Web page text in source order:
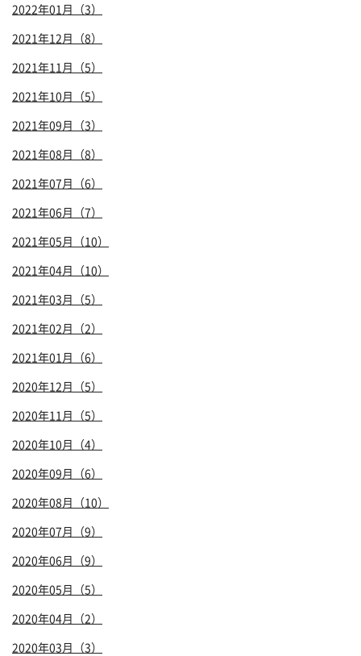
2022年01月（3）
2021年12月（8）
2021年11月（5）
2021年10月（5）
2021年09月（3）
2021年08月（8）
2021年07月（6）
2021年06月（7）
2021年05月（10）
2021年04月（10）
2021年03月（5）
2021年02月（2）
2021年01月（6）
2020年12月（5）
2020年11月（5）
2020年10月（4）
2020年09月（6）
2020年08月（10）
2020年07月（9）
2020年06月（9）
2020年05月（5）
2020年04月（2）
2020年03月（3）